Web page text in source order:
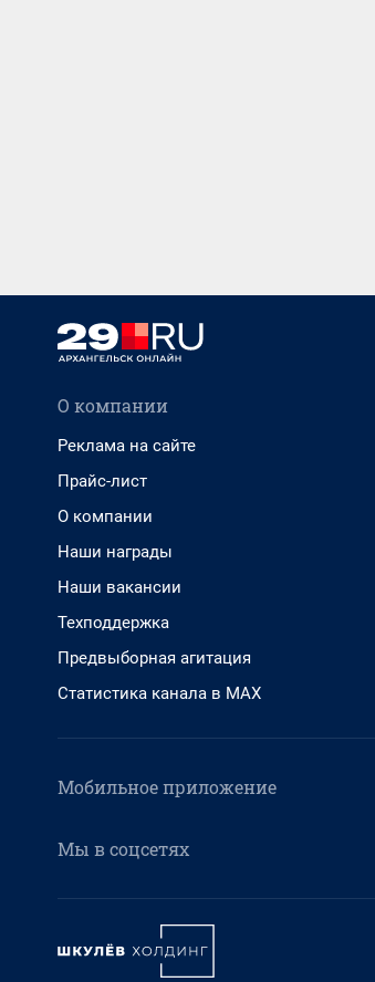
О компании
Реклама на сайте
Прайс-лист
О компании
Наши награды
Наши вакансии
Техподдержка
Предвыборная агитация
Статистика канала в MAX
Мобильное приложение
Мы в соцсетях